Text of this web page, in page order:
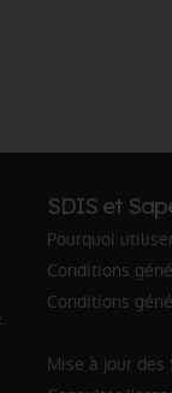
SDIS et
Pourquoi
Conditions
Conditions
Mise à jour des